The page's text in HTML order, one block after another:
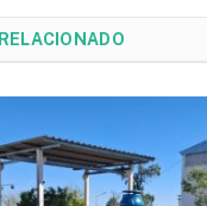
RELACIONADO